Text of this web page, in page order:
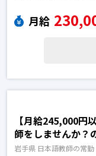
月給
【月給245,000円
師をしませんか？
岩手県 日本語教師の常